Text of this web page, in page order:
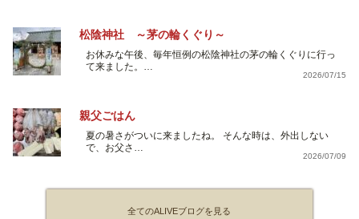
松陰神社 ～茅の輪くぐり～
お休みな午後、毎年恒例の松陰神社の茅の輪くぐりに行っ
て来ました。…
2026/07/15
親父ごはん
夏の暑さがついに来ましたね。 そんな時は、外出しない
で、お父さ…
2026/07/09
全てのALIVEブログを見る